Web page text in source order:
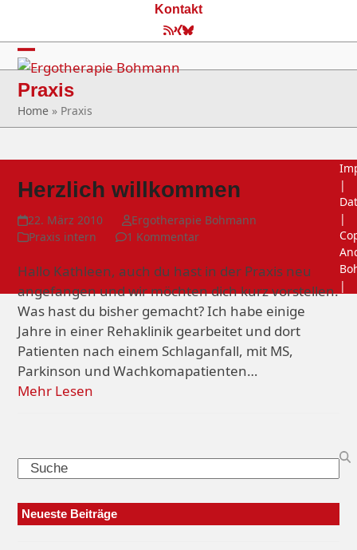
content
Kontakt
RSS
XingBluesky
Open
mobile
menu
Close
mobile
menu
Praxis
Home » Praxis
Herzlich willkommen
22. März 2010
Ergotherapie Bohmann
Praxis intern
1 Kommentar
Hallo Kathleen, auch du hast in der Praxis neu
angefangen und wir möchten dich kurz vorstellen.
Was hast du bisher gemacht? Ich habe einige
Jahre in einer Rehaklinik gearbeitet und dort
Patienten nach einem Schlaganfall, mit MS,
Parkinson und Wachkomapatienten…
Mehr Lesen
Search
Neueste Beiträge
|
|
|